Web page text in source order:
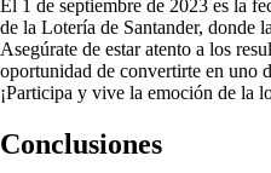
El 1 de septiembre de 2023 es la
de la Lotería de Santander, donde
Asegúrate de estar atento a los
oportunidad de convertirte en uno
¡Participa y vive la emoción de la
Conclusiones